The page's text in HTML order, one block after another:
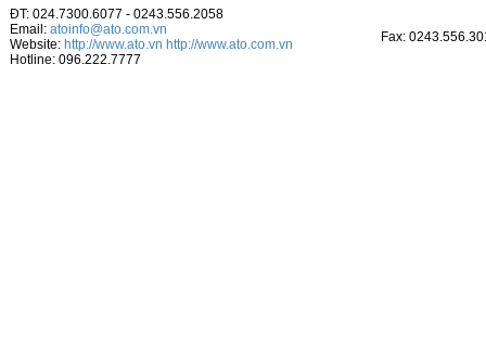
ĐT: 024.7300.6077 - 0243.556.2058
Email: atoinfo@ato.com.vn
Website: http://www.ato.vn http://www.ato.com.vn
Hotline: 096.222.7777
Fax: